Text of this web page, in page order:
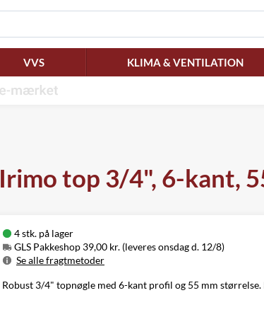
VVS KLIMA & VENTILATION
Irimo top 3/4", 6-kant,
4 stk. på lager
GLS Pakkeshop 39,00 kr. (leveres onsdag d. 12/8)
Se alle fragtmetoder
Metode
Pris
Leveres
Robust 3/4" topnøgle med 6-kant profil og 55 mm